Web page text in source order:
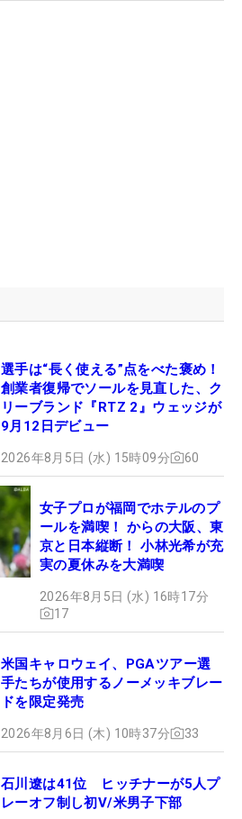
選手は“長く使える”点をべた褒め！
創業者復帰でソールを見直した、ク
リーブランド『RTZ 2』ウェッジが
9月12日デビュー
2026年8月5日 (水) 15時09分 60
女子プロが福岡でホテルのプ
ールを満喫！ からの大阪、東
京と日本縦断！ 小林光希が充
実の夏休みを大満喫
2026年8月5日 (水) 16時17分
17
米国キャロウェイ、PGAツアー選
手たちが使用するノーメッキブレー
ドを限定発売
2026年8月6日 (木) 10時37分 33
石川遼は41位 ヒッチナーが5人プ
レーオフ制し初V/米男子下部